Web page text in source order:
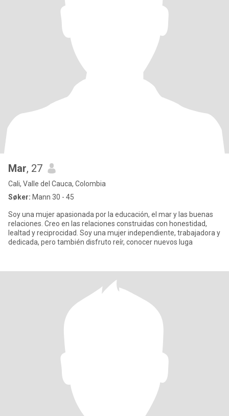
Mar, 27
Cali, Valle del Cauca, Colombia
Søker: Mann 30 - 45
Soy una mujer apasionada por la educación, el mar y las buenas
relaciones. Creo en las relaciones construidas con honestidad,
lealtad y reciprocidad. Soy una mujer independiente, trabajadora y
dedicada, pero también disfruto reír, conocer nuevos luga